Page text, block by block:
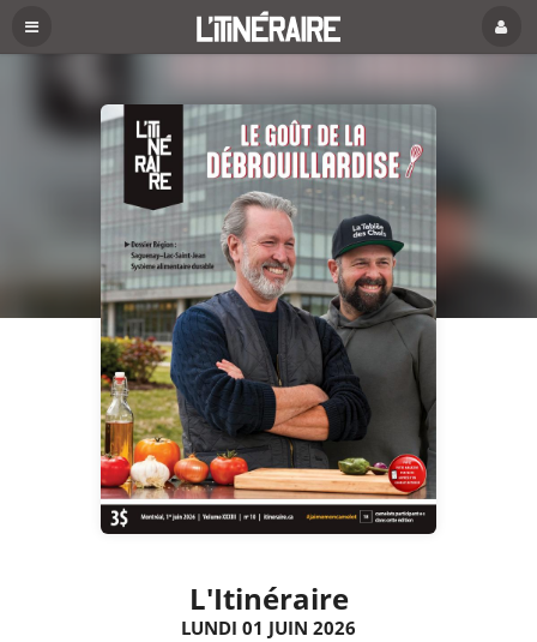
L'Itinéraire
LUNDI 01 JUIN 2026